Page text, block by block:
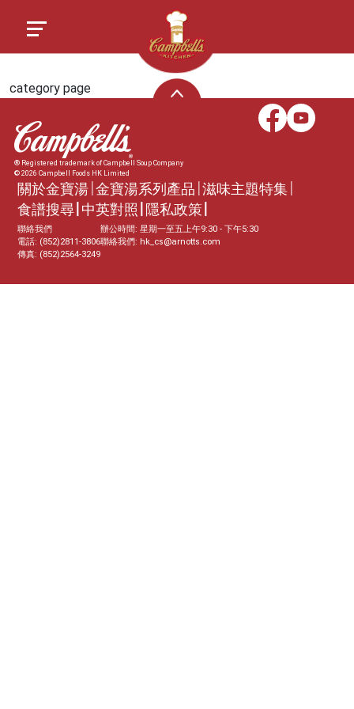
category page
® Registered trademark of Campbell Soup Company
© 2026 Campbell Foods HK Limited
聯絡我們
電話: (852)2811-3806
傳真: (852)2564-3249
辦公時間: 星期一至五上午9:30 - 下午5:30
聯絡我們: hk_cs@arnotts.com
關於金寶湯 金寶湯系列產品 滋味主題特集
食譜搜尋 中英對照 隱私政策